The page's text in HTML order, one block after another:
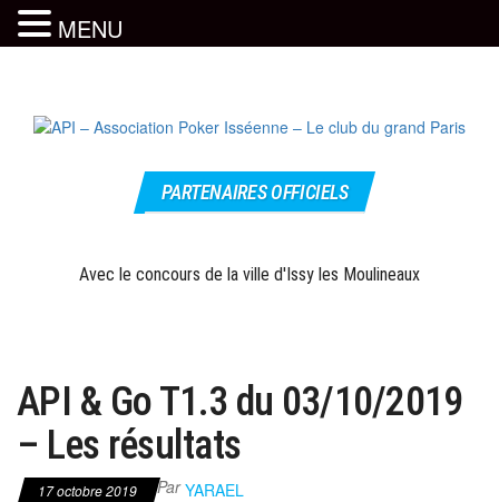
content
API –
Association
Isséenne –
officiel
PARTENAIRES OFFICIELS
Avec le concours de la ville d'Issy les Moulineaux
API & Go T1.3 du 03/10/2019
– Les résultats
17 octobre 2019 ParYARAEL
MENU